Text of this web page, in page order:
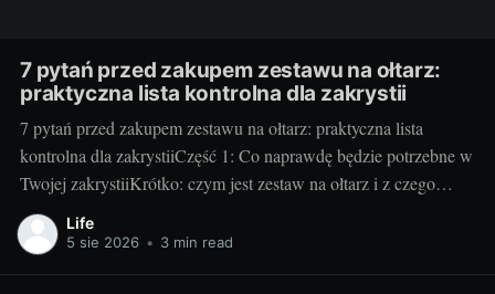
7 pytań przed zakupem zestawu na ołtarz:
praktyczna lista kontrolna dla zakrystii
7 pytań przed zakupem zestawu na ołtarz: praktyczna lista
kontrolna dla zakrystiiCzęść 1: Co naprawdę będzie potrzebne w
Twojej zakrystiiKrótko: czym jest zestaw na ołtarz i z czego
zwykle się składa. Klasyczny zestaw to kielich z pateną, puszka
lub cyborium, lavabo (miseczka i dzbanuszek), tacka pod
Life
5 sie 2026 • 3 min read